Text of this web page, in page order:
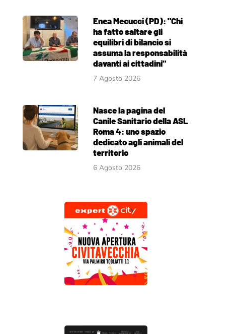
Enea Mecucci (PD): "Chi
ha fatto saltare gli
equilibri di bilancio si
assuma la responsabilità
davanti ai cittadini"
7 Agosto 2026
Nasce la pagina del
Canile Sanitario della ASL
Roma 4: uno spazio
dedicato agli animali del
territorio
6 Agosto 2026